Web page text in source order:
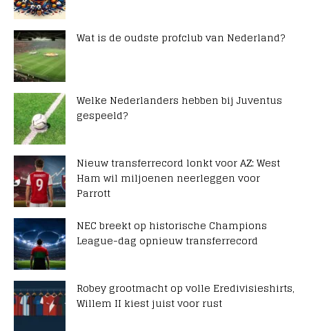
Wat is de oudste profclub van Nederland?
Welke Nederlanders hebben bij Juventus
gespeeld?
Nieuw transferrecord lonkt voor AZ: West
Ham wil miljoenen neerleggen voor
Parrott
NEC breekt op historische Champions
League-dag opnieuw transferrecord
Robey grootmacht op volle Eredivisieshirts,
Willem II kiest juist voor rust